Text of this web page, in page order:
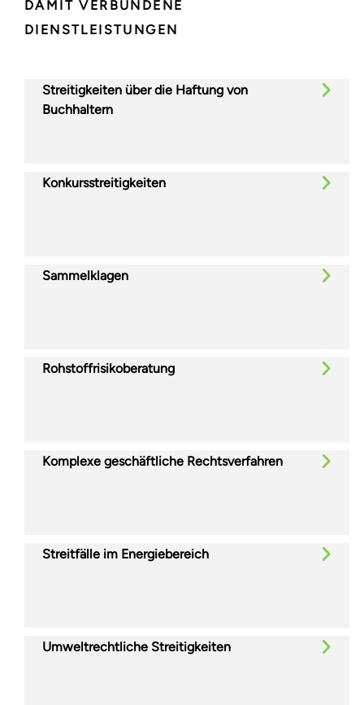
DAMIT VERBUNDENE
DIENSTLEISTUNGEN
Streitigkeiten über die Haftung von
Buchhaltern
Konkursstreitigkeiten
Sammelklagen
Rohstoffrisikoberatung
Komplexe geschäftliche Rechtsverfahren
Streitfälle im Energiebereich
Umweltrechtliche Streitigkeiten